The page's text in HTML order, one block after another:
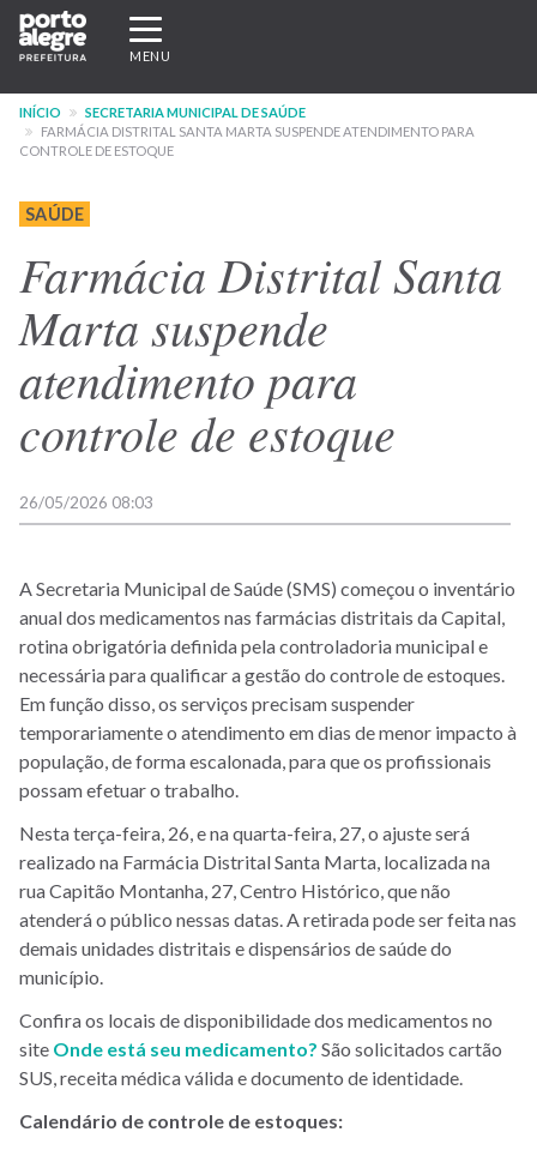
Pular
para
conteúdo
principal
Expandir/recolher
navegação
MENU
INÍCIO
SECRETARIA MUNICIPAL DE SAÚDE
FARMÁCIA DISTRITAL SANTA MARTA SUSPENDE ATENDIMENTO PARA
CONTROLE DE ESTOQUE
SAÚDE
Farmácia Distrital Santa
Marta suspende
atendimento para
controle de estoque
26/05/2026 08:03
A Secretaria Municipal de Saúde (SMS) começou o inventário
anual dos medicamentos nas farmácias distritais da Capital,
rotina obrigatória definida pela controladoria municipal e
necessária para qualificar a gestão do controle de estoques.
Em função disso, os serviços precisam suspender
temporariamente o atendimento em dias de menor impacto à
população, de forma escalonada, para que os profissionais
possam efetuar o trabalho.
Nesta terça-feira, 26, e na quarta-feira, 27, o ajuste será
realizado na Farmácia Distrital Santa Marta, localizada na
rua Capitão Montanha, 27, Centro Histórico, que não
atenderá o público nessas datas. A retirada pode ser feita nas
demais unidades distritais e dispensários de saúde do
município.
Confira os locais de disponibilidade dos medicamentos no
site Onde está seu medicamento? São solicitados cartão
SUS, receita médica válida e documento de identidade.
Calendário de controle de estoques: